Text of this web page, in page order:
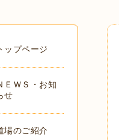
ップページ
ＥＷＳ・お知
せ
場のご紹介